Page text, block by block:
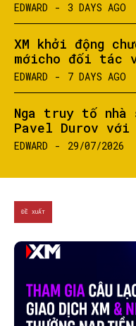
EDWARD - 3 DAYS AGO
XM khởi động
mớicho đối tác
EDWARD - 7 DAYS AGO
Nga truy tố nhà
Pavel Durov
EDWARD - 29/07/2026
ĐỀ XUẤT